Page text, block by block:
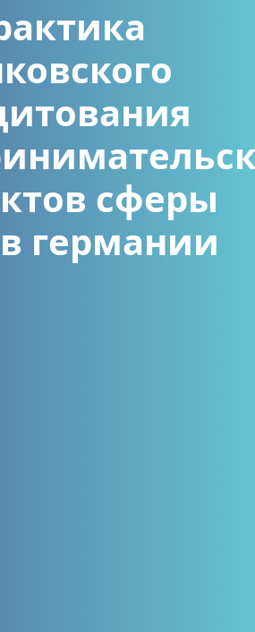
сферы
германии